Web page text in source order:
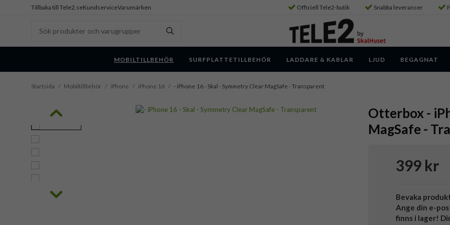
Tillbaka till Tele2.seKundserviceVarumärken Officiell Tele2-butik Snabba leveranser
MOBILTILLBEHÖR SURFPLATTETILLBEHÖR LADDARE & KABLAR LJUD BEGAGNAT
Startsida / Mobiltillbehör / iPhone / iPhone 16 / - iPhone 16 - Skal - Symmetry Clear MagSafe - Transparent
Otterbox -
MagSafe -
399 kr
Bevaka
Ange din e-
finns i lager!